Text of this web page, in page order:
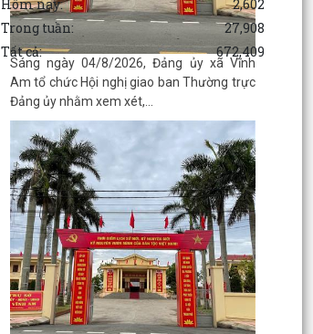
Sáng ngày 04/8/2026, Đảng ủy xã Vĩnh
Am tổ chức Hội nghị giao ban Thường trực
Đảng ủy nhằm xem xét,...
Hôm nay:
2,602
Trong tuần:
27,908
Tất cả:
672,409